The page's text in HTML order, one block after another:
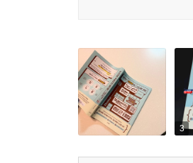
노션 어디서나 생각
업무에 언제든지 활용
당신의 노션, 안녕하신
대강 만든 페이지 몇